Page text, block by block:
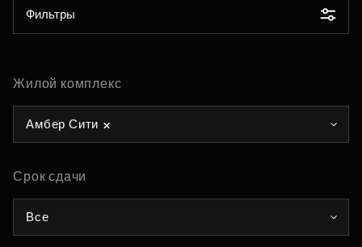
Фильтры
Жилой комплекс
Амбер Сити
Срок сдачи
Все